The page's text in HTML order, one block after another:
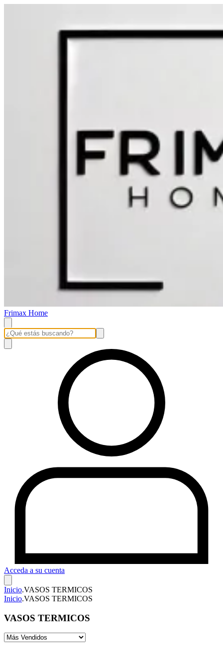
Frimax Home
Acceda a su cuenta
Inicio.VASOS TERMICOS
Inicio.VASOS TERMICOS
VASOS TERMICOS